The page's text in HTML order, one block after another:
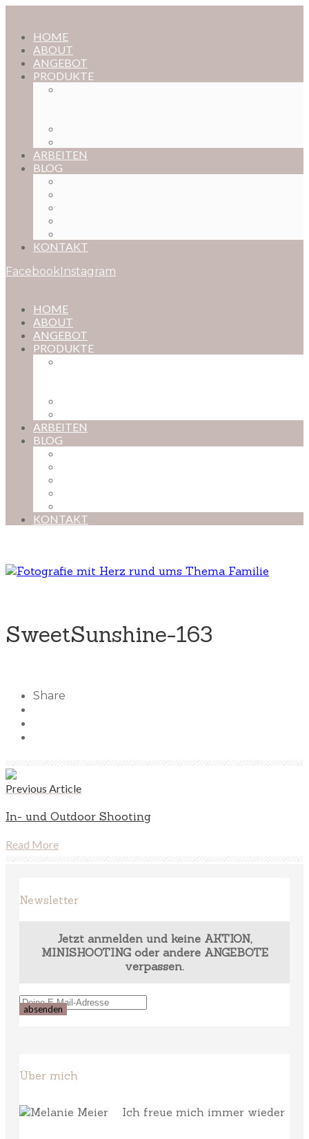
HOME
ABOUT
ANGEBOT
PRODUKTE
ARBEITEN
BLOG
KONTAKT
FacebookInstagram
HOME
ABOUT
ANGEBOT
PRODUKTE
ARBEITEN
BLOG
KONTAKT
SweetSunshine-163
Share
Previous Article
In- und Outdoor Shooting
Read More
Newsletter
Jetzt anmelden und keine AKTION,
MINISHOOTING oder andere ANGEBOTE
verpassen.
Über mich
Ich freue mich immer wieder